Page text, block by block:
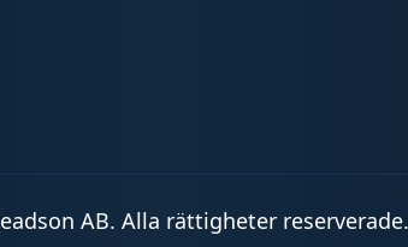
AB. Alla rättigheter reserverade.